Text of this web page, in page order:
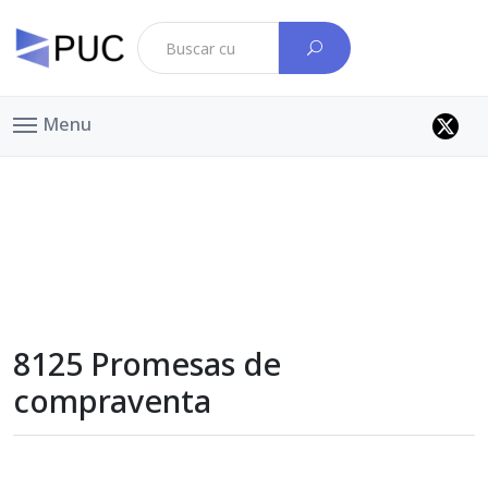
Menu
8125 Promesas de
compraventa